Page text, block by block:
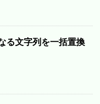
る文字列を一括置換